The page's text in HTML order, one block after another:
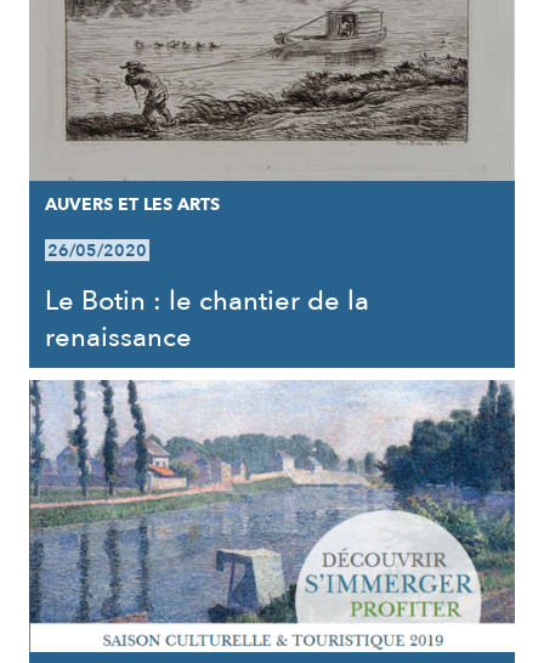
AUVERS ET LES ARTS
26/05/2020
Le Botin : le chantier de la
renaissance